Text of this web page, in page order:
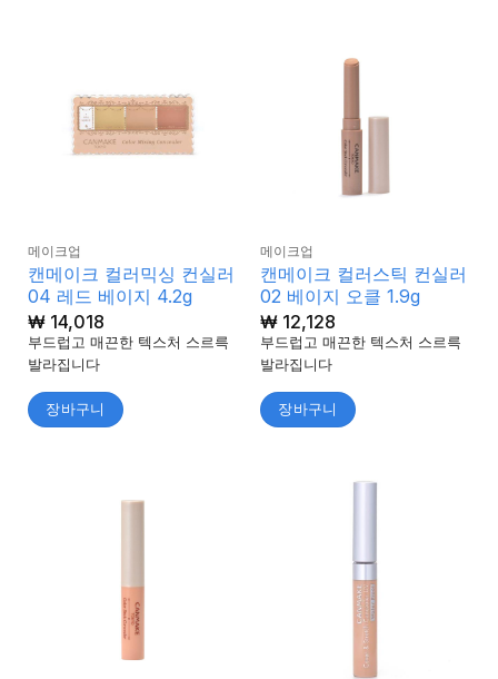
메이크업
캔메이크 컬러믹싱 컨실러
04 레드 베이지 4.2g
₩14,018
부드럽고 매끈한 텍스처 스르륵
발라집니다
장바구니
메이크업
캔메이크 컬러스틱 컨실러
02 베이지 오클 1.9g
₩12,128
부드럽고 매끈한 텍스처 스르륵
발라집니다
장바구니